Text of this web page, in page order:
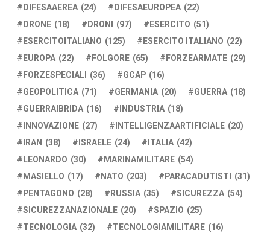
DIFESAAEREA (24) DIFESAEUROPEA (22)
DRONE (18) DRONI (97) ESERCITO (51)
ESERCITOITALIANO (125) ESERCITO ITALIANO (22)
EUROPA (22) FOLGORE (65) FORZEARMATE (29)
FORZESPECIALI (36) GCAP (16)
GEOPOLITICA (71) GERMANIA (20) GUERRA (18)
GUERRAIBRIDA (16) INDUSTRIA (18)
INNOVAZIONE (27) INTELLIGENZAARTIFICIALE (20)
IRAN (38) ISRAELE (24) ITALIA (42)
LEONARDO (30) MARINAMILITARE (54)
MASIELLO (17) NATO (203) PARACADUTISTI (31)
PENTAGONO (28) RUSSIA (35) SICUREZZA (54)
SICUREZZANAZIONALE (20) SPAZIO (25)
TECNOLOGIA (32) TECNOLOGIAMILITARE (16)